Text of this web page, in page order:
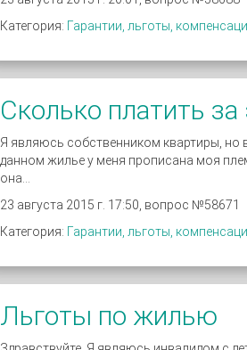
Категория: Гарантии, льготы,
Сколько платить
Я являюсь собственником квартиры, но
данном жилье у меня прописана моя
она...
23 августа 2015 г. 17:50, вопрос №58671
Категория: Гарантии, льготы,
Льготы по жилью